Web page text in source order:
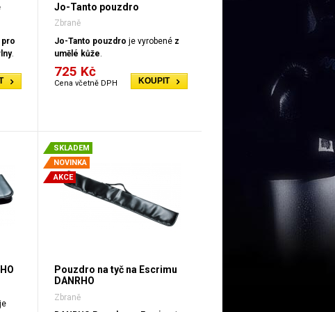
pro
.
Jo-Tanto pouzdro
Zbraně
Jo-Tanto pouzdro je vyrobené z
umělé kůže.
KOUPIT
725 Kč
Cena včetně DPH
je
SKLADEM
NOVINKA
AKCE
Pouzdro na tyč na Escrimu
DANRHO
Zbraně